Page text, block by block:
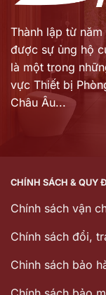
Thành lập từ
được sự ủng hộ
là một trong
vực Thiết bị
Châu Âu...
CHÍNH SÁCH & QUY
Chính sách vận
Chính sách đổi,
Chinh sách bảo